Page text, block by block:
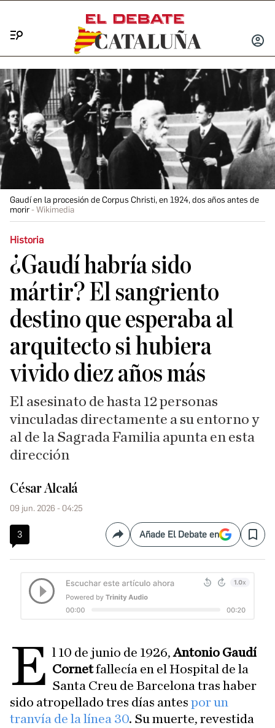
INICIAR
Gaudí en la procesión de Corpus Christi, en 1924, dos años antes de
morir
Wikimedia
Historia
¿Gaudí habría sido
mártir? El sangriento
destino que esperaba al
arquitecto si hubiera
vivido diez años más
El asesinato de hasta 12 personas
vinculadas directamente a su entorno y
al de la Sagrada Familia apunta en esta
dirección
César Alcalá
09 jun. 2026 - 04:25
3 CompartirAñade El Debate en Save
E l 10 de junio de 1926,Antonio Gaudí
Cornetfallecía en el Hospital de la
Santa Creu de Barcelona tras haber
sido atropellado tres días antes por un
tranvía de la línea 30. Su muerte, revestida